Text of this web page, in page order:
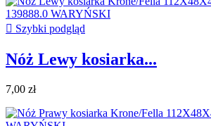
 Szybki podgląd
Nóż Lewy kosiarka...
7,00 zł